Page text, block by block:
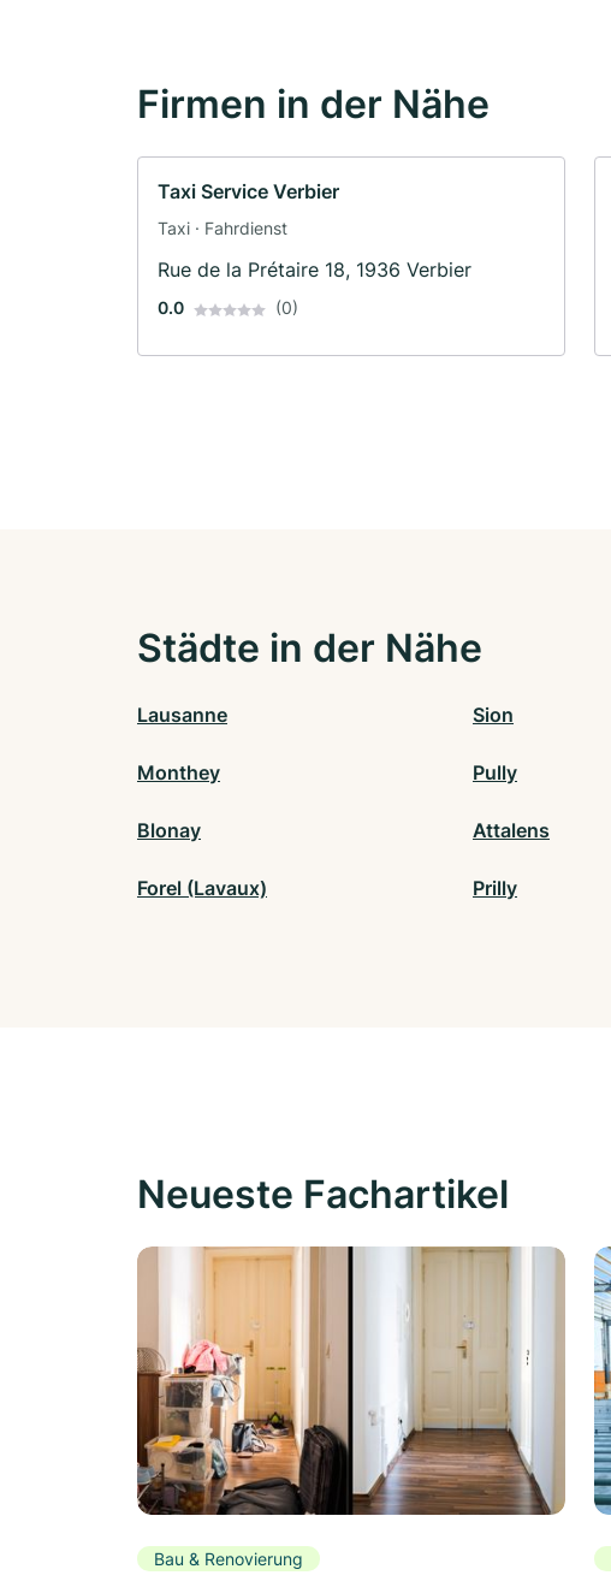
Firmen in der Nähe
Taxi Service Verbier
Taxi · Fahrdienst
Rue de la Prétaire 18, 1936 Verbier
0.0 (0)
Städte in der Nähe
Lausanne Sion
Monthey Pully
Blonay Attalens
Forel (Lavaux) Prilly
Neueste Fachartikel
Bau & Renovierung